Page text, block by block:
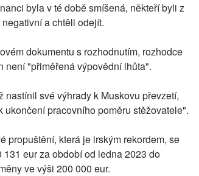
byla v té době smíšená, někteří byli z
a chtěli odejít.
dokumentu s rozhodnutím, rozhodce
není "přiměřená výpovědní lhůta".
své výhrady k Muskovu převzetí,
pracovního poměru stěžovatele".
propuštění, která je irským rekordem, se
eur za období od ledna 2023 do
ve výši 200 000 eur.